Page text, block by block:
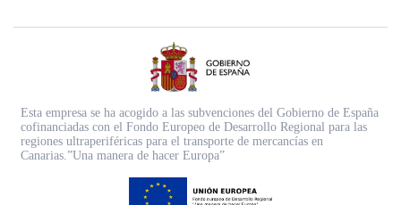
Esta empresa se ha acogido a las subvenciones del Gobierno de España
cofinanciadas con el Fondo Europeo de Desarrollo Regional para las
regiones ultraperiféricas para el transporte de mercancías en
Canarias.”Una manera de hacer Europa”